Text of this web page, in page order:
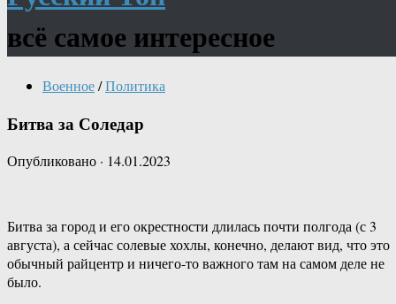
всё самое интересное
Военное/Политика
Битва за Соледар
Опубликовано · 14.01.2023
Битва за город и его окрестности длилась почти полгода (с 3
августа), а сейчас солевые хохлы, конечно, делают вид, что это
обычный райцентр и ничего-то важного там на самом деле не
было.